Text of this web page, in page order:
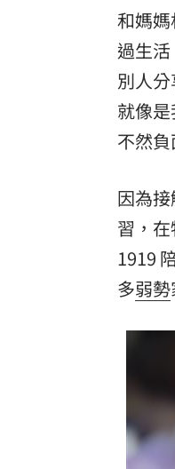
和媽
過生
別人
就像
不然
因為
習，
1919
多弱勢